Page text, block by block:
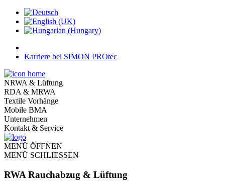
Karriere bei SIMON PROtec
NRWA & Lüftung
RDA & MRWA
Textile Vorhänge
Mobile BMA
Unternehmen
Kontakt & Service
MENÜ ÖFFNEN
MENÜ SCHLIESSEN
RWA Rauchabzug & Lüftung